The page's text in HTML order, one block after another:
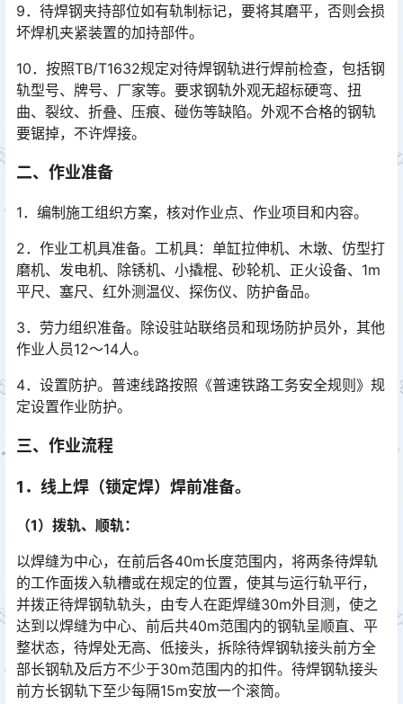
9．待焊钢夹持部位如有轨制标记，要将其磨平，否则会损
坏焊机夹紧装置的加持部件。
10．按照TB/T1632规定对待焊钢轨进行焊前检查，包括钢
轨型号、牌号、厂家等。要求钢轨外观无超标硬弯、扭
曲、裂纹、折叠、压痕、碰伤等缺陷。外观不合格的钢轨
要锯掉，不许焊接。󠅅󠅃󠄵󠅂󠄪󠇖󠆨󠆨󠇕󠆞󠆒󠅬󠇘󠆭󠆘󠇙󠆝󠅵󠇗󠆭󠆁󠄐󠇗󠅹󠅸󠇖󠆍󠅳󠇖󠅹󠅰󠇖󠆌󠅹
二、作业准备
1．编制施工组织方案，核对作业点、作业项目和内容。
2．作业工机具准备。工机具：单缸拉伸机、木墩、仿型打
磨机、发电机、除锈机、小撬棍、砂轮机、正火设备、1m
平尺、塞尺、红外测温仪、探伤仪、防护备品。
3．劳力组织准备。除设驻站联络员和现场防护员外，其他
作业人员12～14人。
4．设置防护。普速线路按照《普速铁路工务安全规则》规
定设置作业防护。
三、作业流程
1．线上焊（锁定焊）焊前准备。
（1）拨轨、顺轨：
以焊缝为中心，在前后各40m长度范围内，将两条待焊轨
的工作面拨入轨槽或在规定的位置，使其与运行轨平行，
并拨正待焊钢轨轨头，由专人在距焊缝30m外目测，使之
达到以焊缝为中心、前后共40m范围内的钢轨呈顺直、平
整状态，待焊处无高、低接头，拆除待焊钢轨接头前方全
部长钢轨及后方不少于30m范围内的扣件。待焊钢轨接头
前方长钢轨下至少每隔15m安放一个滚筒。󠅅󠅃󠄵󠅂󠄪󠇖󠆨󠆨󠇕󠆞󠆒󠅬󠇘󠆭󠆘󠇙󠆝󠅵󠇗󠆭󠆁󠄐󠇗󠅹󠅸󠇖󠆍󠅳󠇖󠅹󠅰󠇖󠆌󠅹